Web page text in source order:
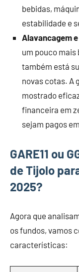
bebidas,
estabilidade e
Alavancagem
um pouco mais
também está
novas cotas. A
mostrado
financeira em
sejam pagos
GARE11 ou
de Tijolo
2025?
Agora que
os fundos, vamos
características: